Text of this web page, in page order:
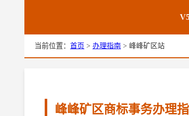
当前位置： 首页 > 办理指南 > 峰峰矿区站
峰峰矿区商标事务办理指